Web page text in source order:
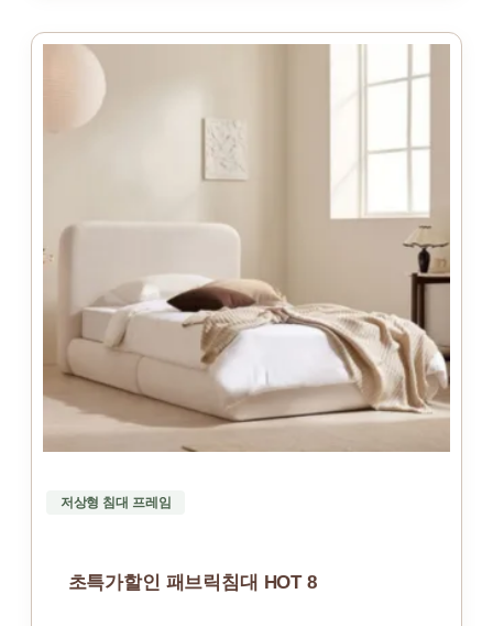
저상형 침대 프레임
초특가할인 패브릭침대 HOT 8